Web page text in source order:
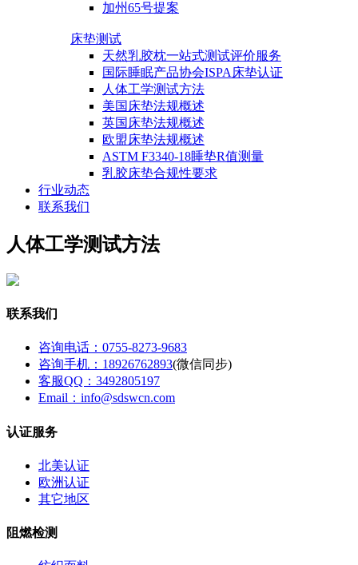
加州65号提案
床垫测试
天然乳胶枕一站式测试评价服务
国际睡眠产品协会ISPA床垫认证
人体工学测试方法
美国床垫法规概述
英国床垫法规概述
欧盟床垫法规概述
ASTM F3340-18睡垫R值测量
乳胶床垫合规性要求
行业动态
联系我们
人体工学测试方法
联系我们
咨询电话：0755-8273-9683
咨询手机：18926762893(微信同步)
客服QQ：3492805197
Email：info@sdswcn.com
认证服务
北美认证
欧洲认证
其它地区
阻燃检测